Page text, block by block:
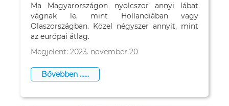
Ma Magyarországon nyolcszor annyi lábat
vágnak le, mint Hollandiában vagy
Olaszországban. Közel négyszer annyit, mint
az európai átlag.
Megjelent: 2023. november 20
Bővebben …...